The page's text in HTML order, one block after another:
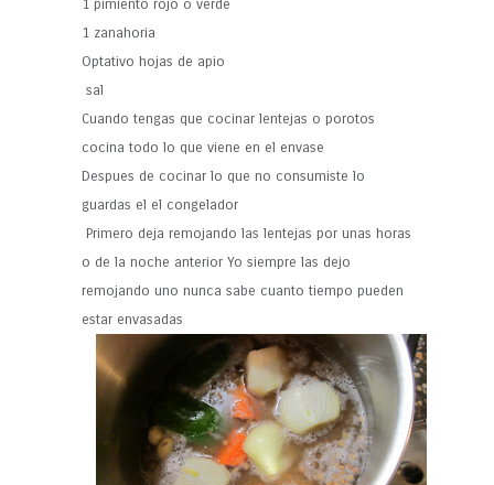
1 pimiento rojo o verde
1 zanahoria
Optativo hojas de apio
sal
Cuando tengas que cocinar lentejas o porotos
cocina todo lo que viene en el envase
Despues de cocinar lo que no consumiste lo
guardas el el congelador
Primero deja remojando las lentejas por unas horas
o de la noche anterior Yo siempre las dejo
remojando uno nunca sabe cuanto tiempo pueden
estar envasadas